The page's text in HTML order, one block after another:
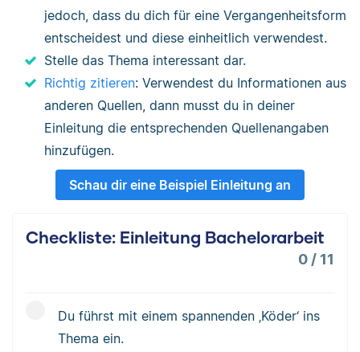
jedoch, dass du dich für eine Vergangenheitsform
entscheidest und diese einheitlich verwendest.
Stelle das Thema interessant dar.
Richtig zitieren: Verwendest du Informationen aus
anderen Quellen, dann musst du in deiner
Einleitung die entsprechenden Quellenangaben
hinzufügen.
Schau dir eine Beispiel Einleitung an
Checkliste: Einleitung Bachelorarbeit
0 / 11
Du führst mit einem spannenden ‚Köder‘ ins
Thema ein.